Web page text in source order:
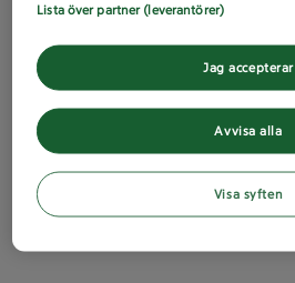
Lista över partner (leverantörer)
Avvisa alla
Jag accepterar
Visa syften